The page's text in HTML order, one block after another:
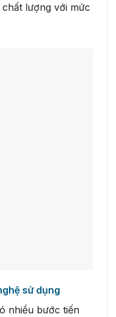
lượng với mức
sử dụng
nhiều bước tiến